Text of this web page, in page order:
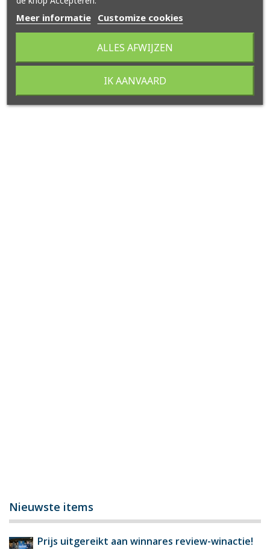
Nieuwste items
Prijs uitgereikt aan winnares review-winactie!
Meer informatie Customize cookies
ALLES AFWIJZEN
IK AANVAARD